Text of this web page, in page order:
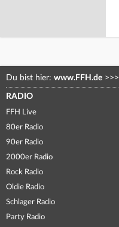
Du bist hier: www.FFH.de >>>
RADIO
FFH Live
80er Radio
90er Radio
2000er Radio
Rock Radio
Oldie Radio
Schlager Radio
Party Radio